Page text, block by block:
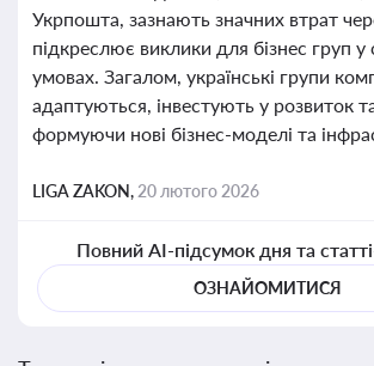
Укрпошта, зазнають значних втрат
підкреслює виклики для бізнес груп у
умовах. Загалом, українські групи
адаптуються, інвестують у розвиток
формуючи нові бізнес-моделі та
LIGA ZAKON, 20 лютого 2026
Повний AI-підсумок дня та
ОЗНАЙОМИТИСЯ